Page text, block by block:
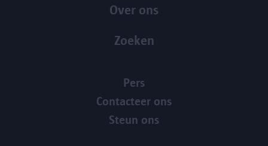
Over ons
Zoeken
Pers
Contacteer ons
Steun ons